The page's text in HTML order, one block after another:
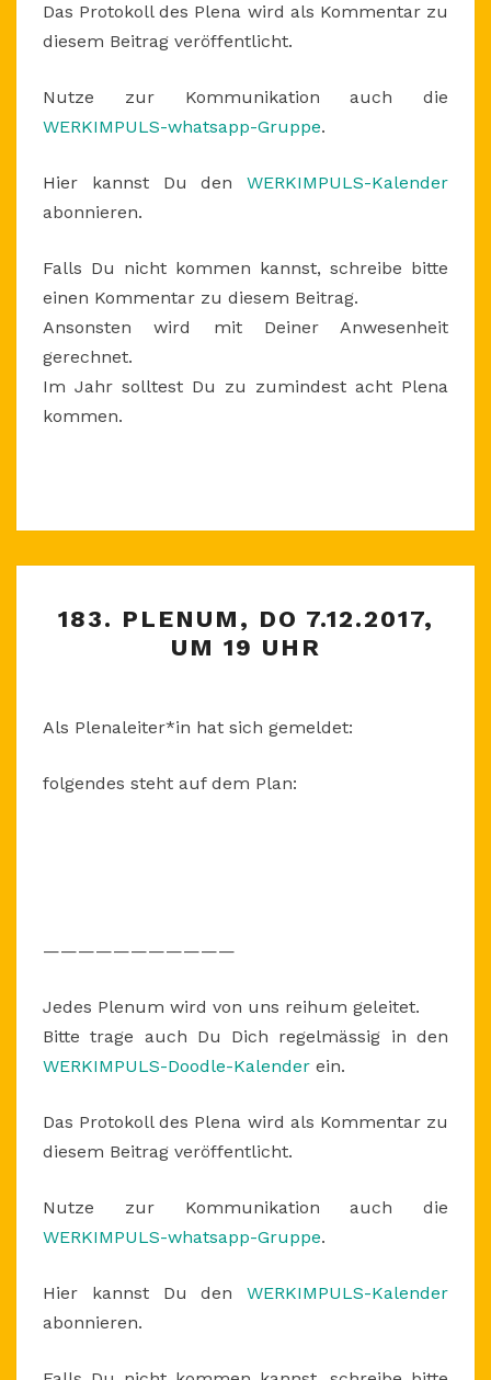
Das Protokoll des Plena wird als Kommentar zu
diesem Beitrag veröffentlicht.
Nutze zur Kommunikation auch die
WERKIMPULS-whatsapp-Gruppe.
Hier kannst Du den WERKIMPULS-Kalender
abonnieren.
Falls Du nicht kommen kannst, schreibe bitte
einen Kommentar zu diesem Beitrag.
Ansonsten wird mit Deiner Anwesenheit
gerechnet.
Im Jahr solltest Du zu zumindest acht Plena
kommen.
PLENUM,
DO
UHR
183. PLENUM, DO 7.12.2017,
UM 19 UHR
Als Plenaleiter*in hat sich gemeldet:
folgendes steht auf dem Plan:
———————————
Jedes Plenum wird von uns reihum geleitet.
Bitte trage auch Du Dich regelmässig in den
WERKIMPULS-Doodle-Kalender ein.
Das Protokoll des Plena wird als Kommentar zu
diesem Beitrag veröffentlicht.
Nutze zur Kommunikation auch die
WERKIMPULS-whatsapp-Gruppe.
Hier kannst Du den WERKIMPULS-Kalender
abonnieren.